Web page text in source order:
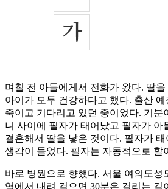
며칠 전 아들에게서 전화가 왔다. 딸
아이가 모두 건강하다고 했다. 출산
죽이고 기다리고 있던 중이었다. 기분
니 사이에 필자가 태어났고 필자가 아
결혼해서 딸을 낳은 것이다. 필자가
생각이 들었다. 필자는 자동적으로 할
바로 병원으로 향했다. 서울 여의도성
역에서 내려 걸으면 30분은 걸리는 길